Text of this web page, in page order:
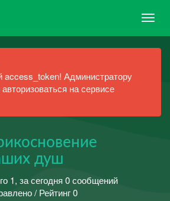
access_token! Администратору
на сервисе
душ
1, за сегодня 0 сообщений
/ Рейтинг 0